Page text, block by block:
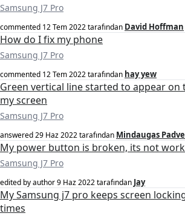
Samsung J7 Pro
commented 12 Tem 2022tarafından David Hoffman
How do I fix my phone
Samsung J7 Pro
commented 12 Tem 2022tarafından hay yew
Green vertical line started to appear on
my screen
Samsung J7 Pro
answered29 Haz 2022tarafından Mindaugas
My power button is broken, its not
Samsung J7 Pro
edited by author9 Haz 2022tarafından Jay
My Samsung j7 pro keeps screen
times